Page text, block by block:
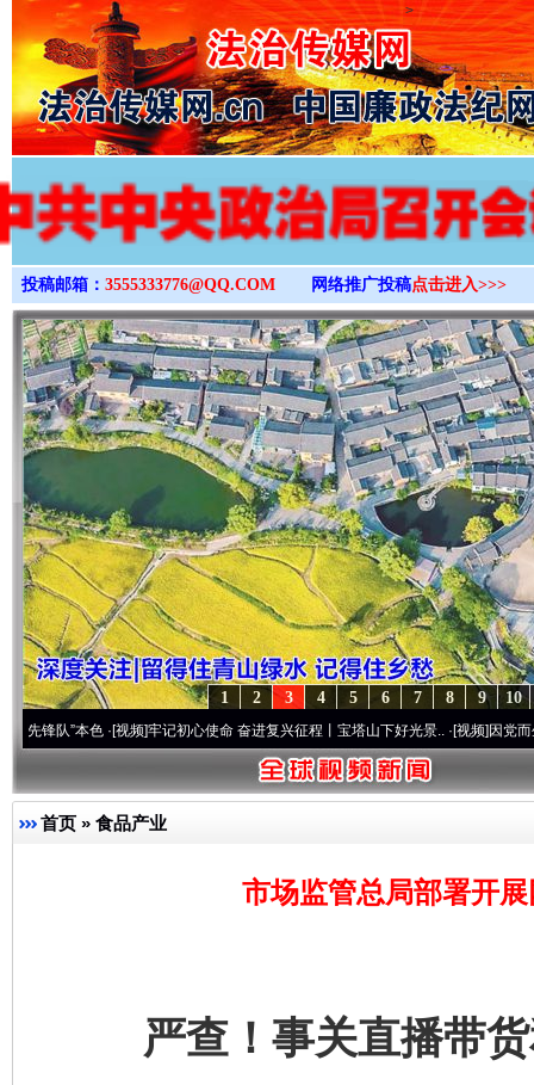
>
投稿邮箱： 3555333776@QQ.COM 网络推广投稿点击进入>>>
10
9
8
7
6
5
4
3
2
1
本色·[视频]牢记初心使命 奋进复兴征程丨宝塔山下好光景..·[视频]因党而生 为党
首页 » 食品产业
市场监管总局部署开
严查！事关直播带货